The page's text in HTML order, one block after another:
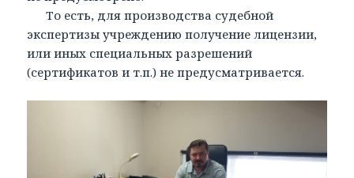
То есть, для производства судебной
экспертизы учреждению получение лицензии,
или иных специальных разрешений
(сертификатов и т.п.) не предусматривается.